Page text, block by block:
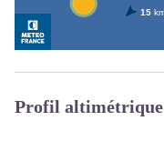
Profil altimétrique